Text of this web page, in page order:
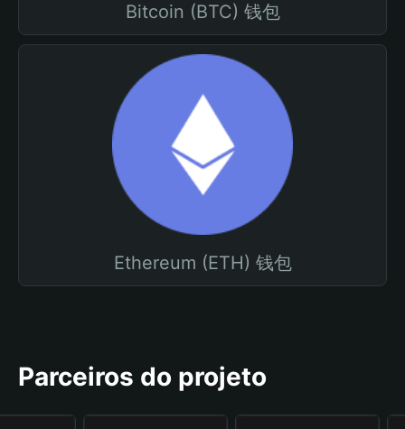
Bitcoin (BTC) 钱包
Ethereum (ETH) 钱包
Parceiros do projeto